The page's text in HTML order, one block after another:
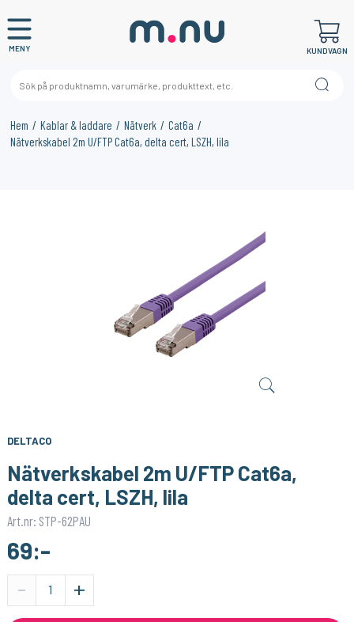
MENY KUNDVAGN
Hem Kablar & laddare Nätverk
Cat6a
Nätverkskabel 2m U/FTP Cat6a, delta cert, LSZH, lila
DELTACO
Nätverkskabel 2m U/FTP Cat6a,
delta cert, LSZH, lila
Art.nr: STP-62PAU
69:-
-
+